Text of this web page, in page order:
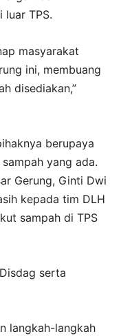
luar TPS.
masyarakat
ini, membuang
disediakan,”
berupaya
yang ada.
Gerung, Ginti Dwi
kepada tim DLH
sampah di TPS
serta
langkah-langkah